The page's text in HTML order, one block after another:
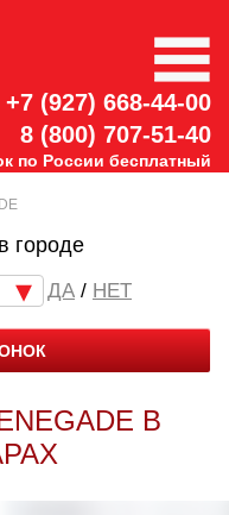
+7 (927) 668-44-00
8 (800) 707-51-40
по России бесплатный
городе
/ НЕТ
В